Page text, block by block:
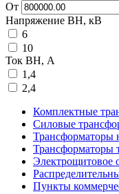
От
Напряжение ВН, кВ
6
10
Ток ВН, А
1,4
2,4
Комплектные
Силовые
Трансформаторы
Трансформаторы
Электрощитовое
Пункты